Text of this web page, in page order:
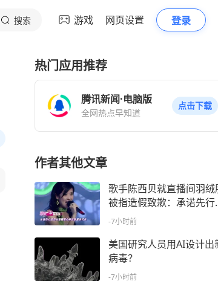
搜索 游戏 网页设置 登录
热门应用推荐
腾讯新闻·电脑版
全网热点早知道
点击下载
作者其他文章
歌手陈西贝就直播间羽绒
被指造假致歉：承诺先行
额退款，涉事销售额约300
-7小时前
美国研究人员用AI设计出
病毒？
-7小时前